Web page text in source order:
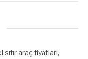
araç fiyatları,